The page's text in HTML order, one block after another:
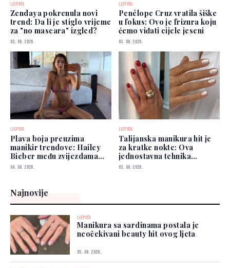
LJEPOTA
Zendaya pokrenula novi
trend: Da li je stiglo vrijeme
za "no mascara" izgled?
03. 08. 2026.
LJEPOTA
Penélope Cruz vratila šiške
u fokus: Ovo je frizura koju
ćemo viđati cijele jeseni
03. 08. 2026.
LJEPOTA
Plava boja preuzima
manikir trendove: Hailey
Bieber među zvijezdama
koje je već nose
04. 08. 2026.
LJEPOTA
Talijanska manikura hit je
za kratke nokte: Ova
jednostavna tehnika
vizualno izdužuje prste
03. 08. 2026.
Najnovije
LJEPOTA
Manikura sa sardinama postala je
neočekivani beauty hit ovog ljeta
05. 08. 2026.